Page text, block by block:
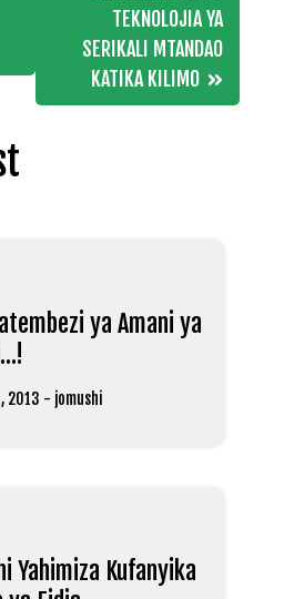
TEKNOLOJIA YA
SERIKALI MTANDAO
KATIKA KILIMO
ya Amani ya
2013 - jomushi
Yahimiza Kufanyika